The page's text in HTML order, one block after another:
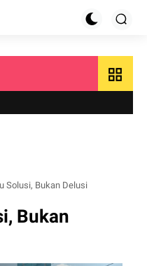
grid_view
Solusi, Bukan Delusi
Bukan